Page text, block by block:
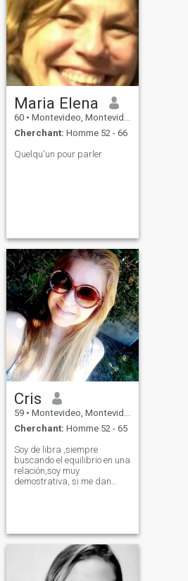
Maria Elena
60 • Montevideo, Montevideo, Uruguay
Cherchant: Homme 52 - 66
Quelqu'un pour parler
Cris
59 • Montevideo, Montevideo, Uruguay
Cherchant: Homme 52 - 65
Soy de libra ,siempre
buscando el equilibrio en una
relación,soy muy
demostrativa, si me dan
cocinar y si es de a dos
mejor,me gustaría viajar po